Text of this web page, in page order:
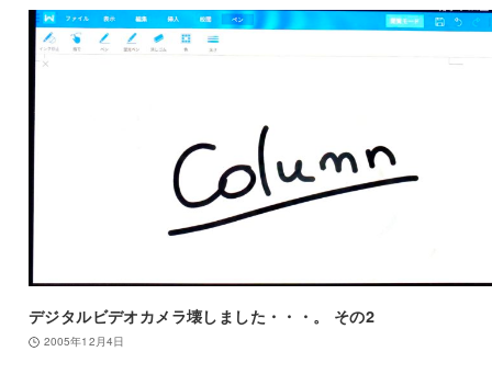
デジタルビデオカメラ壊しました・・・。 その2
2005年12月4日